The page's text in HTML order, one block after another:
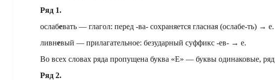
Ряд 1.
ослабевать — глагол: перед -ва- сохраняется гласная (ослабе-ть) → е.
ливневый — прилагательное: безударный суффикс -ев- → е.
Во всех словах ряда пропущена буква «Е» — буквы одинаковые, ряд
Ряд 2.